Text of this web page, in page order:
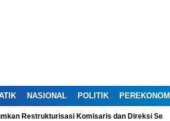
NASIONAL POLITIK
Restrukturisasi Komisaris dan Direksi